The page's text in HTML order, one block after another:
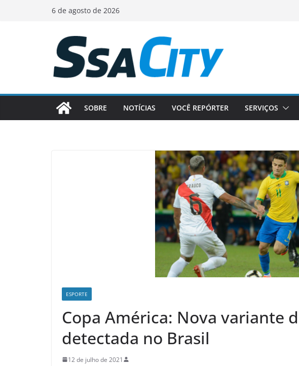
6 de agosto de 2026
SOBRE NOTÍCIAS VOCÊ REPÓRTER SERVIÇOS
ESPORTE
Copa América: Nova variante
detectada no Brasil
12 de julho de 2021